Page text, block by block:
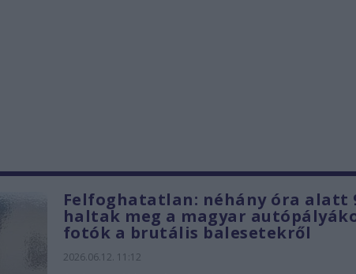
Felfoghatatlan: néhány óra alatt
haltak meg a magyar
fotók a brutális balesetekről
2026.06.12. 11:12